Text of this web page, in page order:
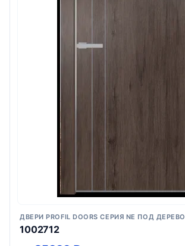
ДВЕРИ PROFIL DOORS СЕРИЯ NE ПОД ДЕРЕВО
1002712